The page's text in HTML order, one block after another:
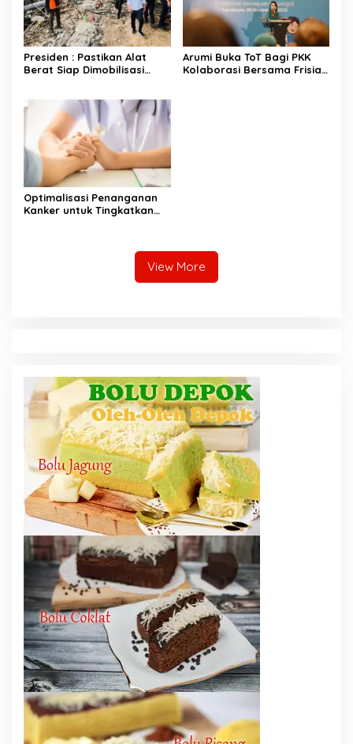
Presiden : Pastikan Alat
Berat Siap Dimobilisasi
Arumi Buka ToT Bagi PKK
Kolaborasi Bersama Frisian
Optimalisasi Penanganan
Kanker untuk Tingkatkan
View More